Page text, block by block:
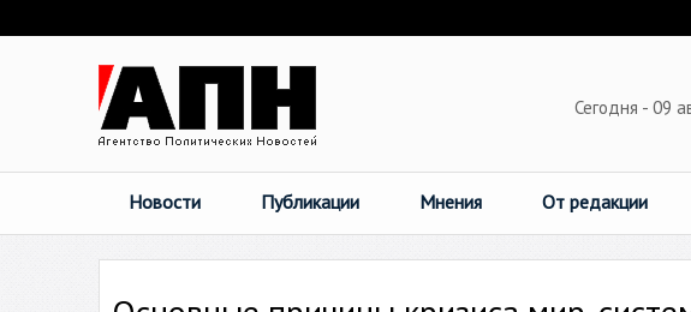
Сегодня - 09
Новости Публикации Мнения От редакции